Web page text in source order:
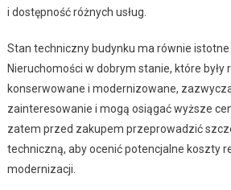
i dostępność różnych usług.
Stan techniczny budynku ma równie istotne
Nieruchomości w dobrym stanie, które były
konserwowane i modernizowane,
zainteresowanie i mogą osiągać wyższe
zatem przed zakupem przeprowadzić
techniczną, aby ocenić potencjalne koszty
modernizacji.